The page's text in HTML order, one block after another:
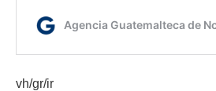
vh/gr/ir